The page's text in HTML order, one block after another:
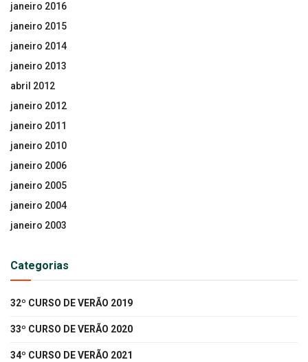
janeiro 2016
janeiro 2015
janeiro 2014
janeiro 2013
abril 2012
janeiro 2012
janeiro 2011
janeiro 2010
janeiro 2006
janeiro 2005
janeiro 2004
janeiro 2003
Categorias
32º CURSO DE VERÃO 2019
33º CURSO DE VERÃO 2020
34º CURSO DE VERÃO 2021